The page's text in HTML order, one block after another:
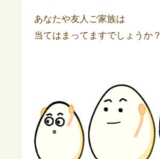
あなたや友人ご家族は
当てはまってますでしょうか？